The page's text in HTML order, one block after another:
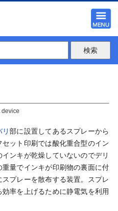
device
リ部に設置してあるスプレーから
ット印刷では酸化重合型のイン
ンキが乾燥していないのでデリ
量でインキが印刷物の裏面に付
プレーを散布する装置。スプレ
率を上げるために静電気を利用